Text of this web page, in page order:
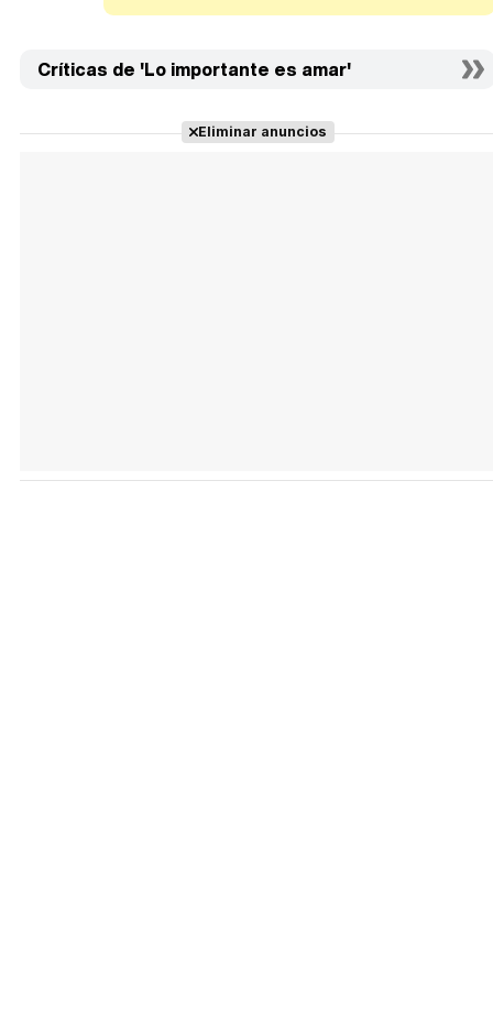
Críticas de 'Lo importante es amar'
Eliminar anuncios